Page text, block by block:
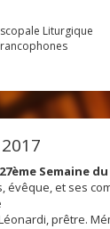
Liturgique
Semaine
évêque, et ses
Léonardi, prêtre.